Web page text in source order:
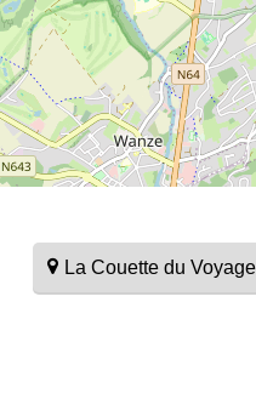
La Couette du